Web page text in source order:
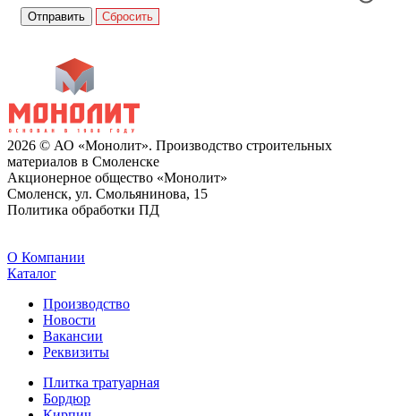
Сбросить
2026 © АО «Монолит». Производство строительных
материалов в Смоленске
Акционерное общество «Монолит»
Смоленск, ул. Смольянинова, 15
Политика обработки ПД
O Компании
Каталог
Производство
Новости
Вакансии
Реквизиты
Плитка тратуарная
Бордюр